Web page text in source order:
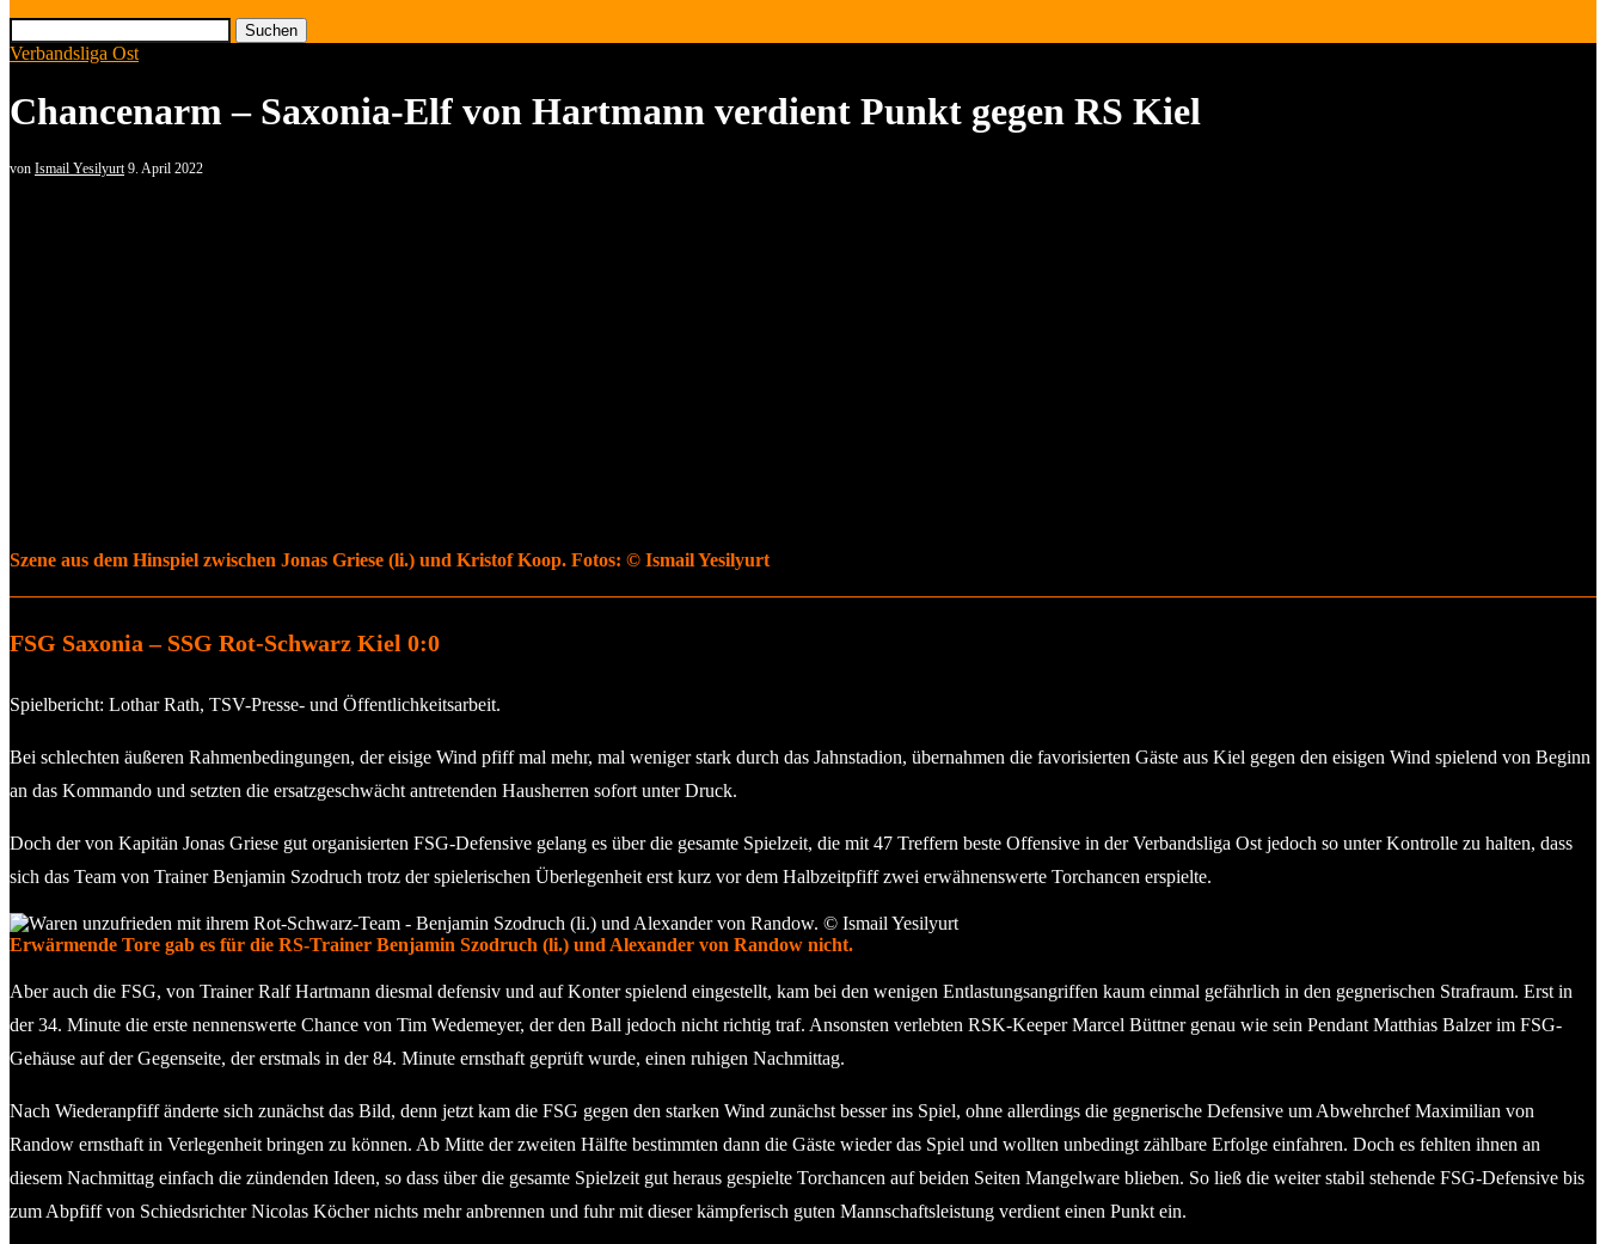
Suchen
Verbandsliga Ost
Chancenarm – Saxonia-Elf von Hartmann verdient Punkt gegen RS Kiel
von Ismail Yesilyurt 9. April 2022
Szene aus dem Hinspiel zwischen Jonas Griese (li.) und Kristof Koop. Fotos: © Ismail Yesilyurt
FSG Saxonia – SSG Rot-Schwarz Kiel 0:0
Spielbericht: Lothar Rath, TSV-Presse- und Öffentlichkeitsarbeit.
Bei schlechten äußeren Rahmenbedingungen, der eisige Wind pfiff mal mehr, mal weniger stark durch das Jahnstadion, übernahmen die favorisierten Gäste aus Kiel gegen den eisigen Wind spielend von Beginn
an das Kommando und setzten die ersatzgeschwächt antretenden Hausherren sofort unter Druck.
Doch der von Kapitän Jonas Griese gut organisierten FSG-Defensive gelang es über die gesamte Spielzeit, die mit 47 Treffern beste Offensive in der Verbandsliga Ost jedoch so unter Kontrolle zu halten, dass
sich das Team von Trainer Benjamin Szodruch trotz der spielerischen Überlegenheit erst kurz vor dem Halbzeitpfiff zwei erwähnenswerte Torchancen erspielte.
Erwärmende Tore gab es für die RS-Trainer Benjamin Szodruch (li.) und Alexander von Randow nicht.
Aber auch die FSG, von Trainer Ralf Hartmann diesmal defensiv und auf Konter spielend eingestellt, kam bei den wenigen Entlastungsangriffen kaum einmal gefährlich in den gegnerischen Strafraum. Erst in
der 34. Minute die erste nennenswerte Chance von Tim Wedemeyer, der den Ball jedoch nicht richtig traf. Ansonsten verlebten RSK-Keeper Marcel Büttner genau wie sein Pendant Matthias Balzer im FSG-
Gehäuse auf der Gegenseite, der erstmals in der 84. Minute ernsthaft geprüft wurde, einen ruhigen Nachmittag.
Nach Wiederanpfiff änderte sich zunächst das Bild, denn jetzt kam die FSG gegen den starken Wind zunächst besser ins Spiel, ohne allerdings die gegnerische Defensive um Abwehrchef Maximilian von
Randow ernsthaft in Verlegenheit bringen zu können. Ab Mitte der zweiten Hälfte bestimmten dann die Gäste wieder das Spiel und wollten unbedingt zählbare Erfolge einfahren. Doch es fehlten ihnen an
diesem Nachmittag einfach die zündenden Ideen, so dass über die gesamte Spielzeit gut heraus gespielte Torchancen auf beiden Seiten Mangelware blieben. So ließ die weiter stabil stehende FSG-Defensive bis
zum Abpfiff von Schiedsrichter Nicolas Köcher nichts mehr anbrennen und fuhr mit dieser kämpferisch guten Mannschaftsleistung verdient einen Punkt ein.